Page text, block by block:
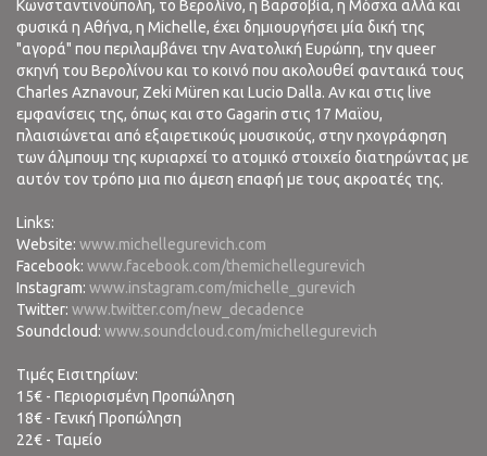
Κωνσταντινούπολη, το Βερολίνο, η Βαρσοβία, η Μόσχα αλλά και
φυσικά η Αθήνα, η Michelle, έχει δημιουργήσει μία δική της
"αγορά" που περιλαμβάνει την Ανατολική Ευρώπη, την queer
σκηνή του Βερολίνου και το κοινό που ακολουθεί φανταικά τους
Charles Aznavour, Zeki Müren και Lucio Dalla. Αν και στις live
εμφανίσεις της, όπως και στο Gagarin στις 17 Μαϊου,
πλαισιώνεται από εξαιρετικούς μουσικούς, στην ηχογράφηση
των άλμπουμ της κυριαρχεί το ατομικό στοιχείο διατηρώντας με
αυτόν τον τρόπο μια πιο άμεση επαφή με τους ακροατές της.
Links:
Website: www.michellegurevich.com
Facebook: www.facebook.com/themichellegurevich
Instagram: www.instagram.com/michelle_gurevich
Twitter: www.twitter.com/new_decadence
Soundcloud: www.soundcloud.com/michellegurevich
Tιμές Εισιτηρίων:
15€ - Περιορισμένη Προπώληση
18€ - Γενική Προπώληση
22€ - Ταμείο